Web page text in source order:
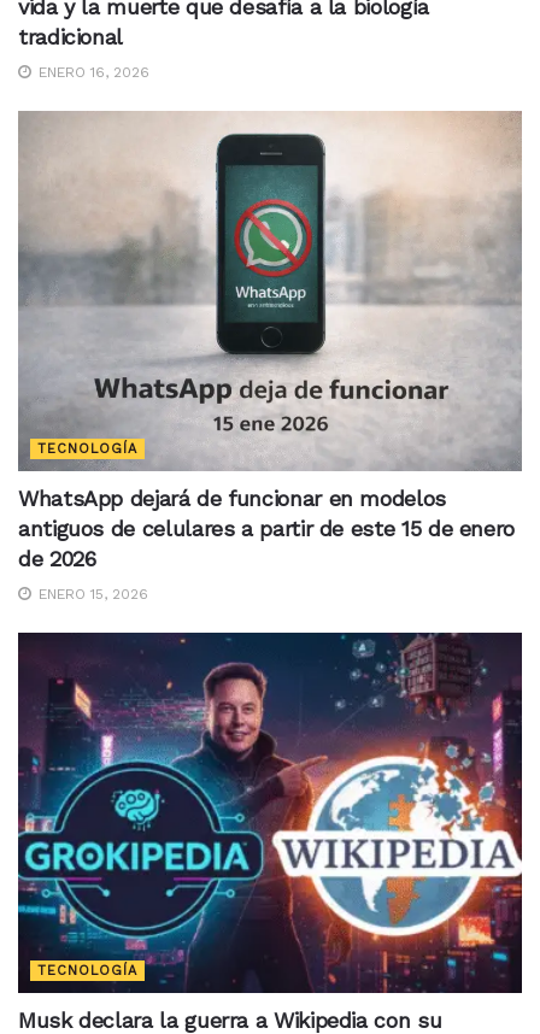
vida y la muerte que desafía a la biología
tradicional
ENERO 16, 2026
TECNOLOGÍA
WhatsApp dejará de funcionar en modelos
antiguos de celulares a partir de este 15 de enero
de 2026
ENERO 15, 2026
TECNOLOGÍA
Musk declara la guerra a Wikipedia con su